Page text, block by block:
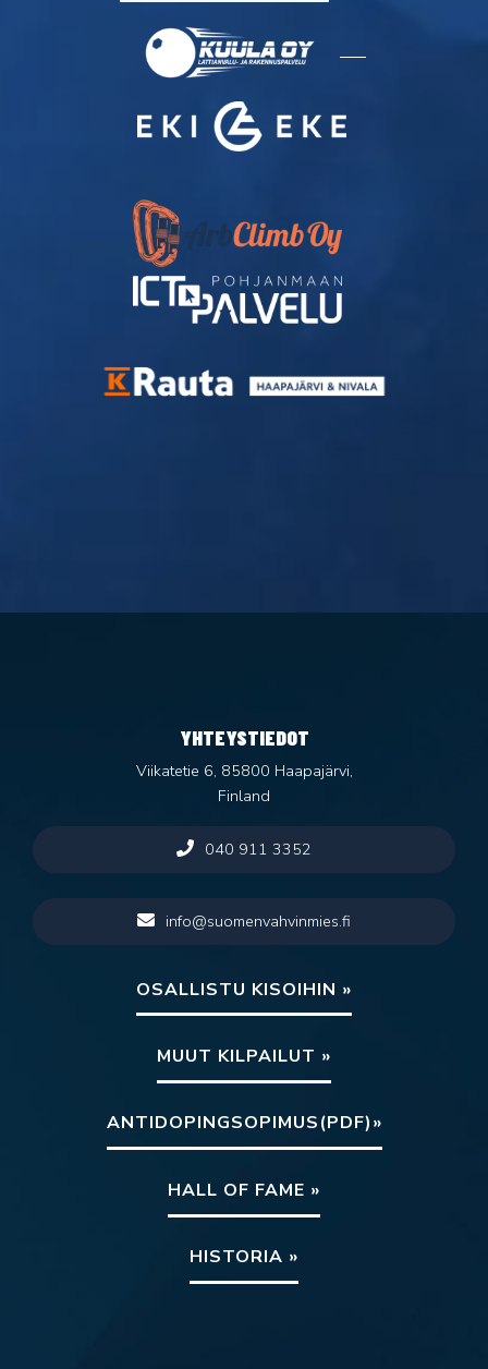
YHTEYSTIEDOT
Viikatetie 6, 85800 Haapajärvi,
Finland
040 911 3352
info@suomenvahvinmies.fi
OSALLISTU KISOIHIN »
MUUT KILPAILUT »
ANTIDOPINGSOPIMUS(PDF)»
HALL OF FAME »
HISTORIA »